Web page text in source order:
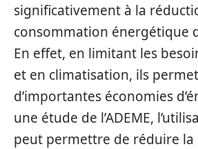
significativement à la
consommation énergétique
En effet, en limitant les
et en climatisation, ils
d’importantes économies
une étude de l’ADEME,
peut permettre de réduire